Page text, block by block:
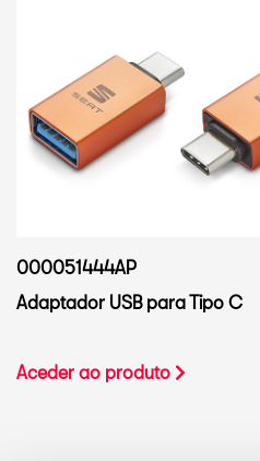
000051444AP
Adaptador USB para Tipo C
Aceder ao produto